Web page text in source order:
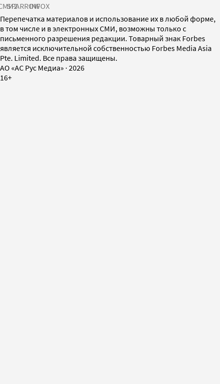
SPARROWINFOX
Перепечатка материалов и использование их в любой форме,
в том числе и в электронных СМИ, возможны только с
письменного разрешения редакции. Товарный знак Forbes
является исключительной собственностью Forbes Media Asia
Pte. Limited. Все права защищены.
AO «АС Рус Медиа» · 2026
16+